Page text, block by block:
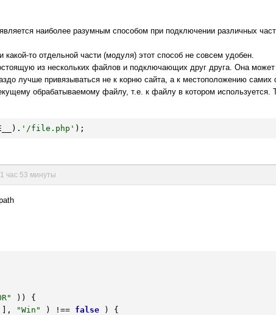
наиболее разумным способом при подключении различных
то отдельной части (модуля) этот способ не совсем удобен.
из нескольких файлов и подключающих друг друга. Она может
лучше привязываться не к корню сайта, а к местоположению
обрабатываемому файлу, т.е. к файлу в котором
'/file.php' );
1 час 53 минуты
)) {
], "Win" ) !== false ) {